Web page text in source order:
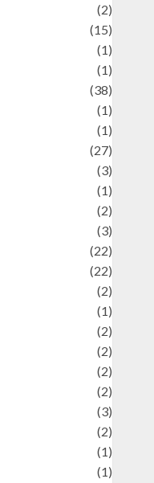
(2)
(15)
(1)
(1)
(38)
(1)
(1)
(27)
(3)
(1)
(2)
(3)
(22)
(22)
(2)
(1)
(2)
(2)
(2)
(2)
(3)
(2)
(1)
(1)